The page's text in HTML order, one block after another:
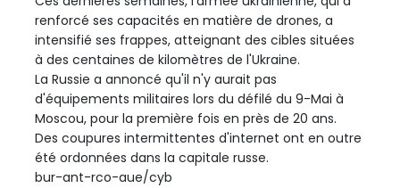
renforcé ses capacités en matière de drones, a
intensifié ses frappes, atteignant des cibles situées
à des centaines de kilomètres de l'Ukraine.
La Russie a annoncé qu'il n'y aurait pas
d'équipements militaires lors du défilé du 9-Mai à
Moscou, pour la première fois en près de 20 ans.
Des coupures intermittentes d'internet ont en outre
été ordonnées dans la capitale russe.
bur-ant-rco-aue/cyb